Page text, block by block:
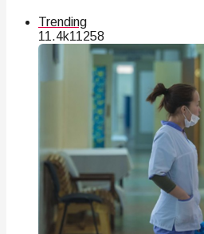
Trending
11.4k11258